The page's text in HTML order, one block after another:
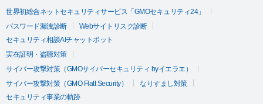
世界初総合ネットセキュリティサービス「GMOセキュリティ24」
パスワード漏洩診断
Webサイトリスク診断
セキュリティ相談AIチャットボット
実在証明・盗聴対策
サイバー攻撃対策（GMOサイバーセキュリティ byイエラエ）
サイバー攻撃対策（GMO Flatt Security）
なりすまし対策
セキュリティ事業の軌跡